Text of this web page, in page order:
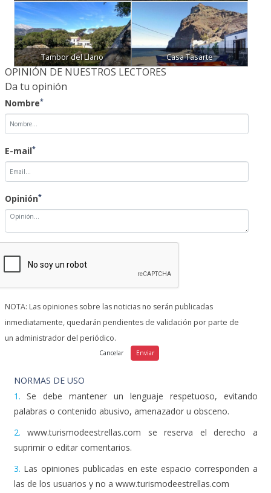
Tambor del Llano Casa Tasarte
OPINIÓN DE NUESTROS LECTORES
Da tu opinión
Nombre*
E-mail*
Opinión*
NOTA: Las opiniones sobre las noticias no serán publicadas
inmediatamente, quedarán pendientes de validación por parte de
un administrador del periódico.
NORMAS DE USO
1. Se debe mantener un lenguaje respetuoso, evitando
palabras o contenido abusivo, amenazador u obsceno.
2. www.turismodeestrellas.com se reserva el derecho a
suprimir o editar comentarios.
3. Las opiniones publicadas en este espacio corresponden a
las de los usuarios y no a www.turismodeestrellas.com